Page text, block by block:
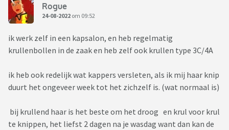
Rogue
24-08-2022 om 09:52
ik werk zelf in een kapsalon, en heb regelmatig
krullenbollen in de zaak en heb zelf ook krullen type 3C/4A
ik heb ook redelijk wat kappers versleten, als ik mij haar knip
duurt het ongeveer week tot het zichzelf is. (wat normaal is)
bij krullend haar is het beste om het droog en krul voor krul
te knippen, het liefst 2 dagen na je wasdag want dan kan de